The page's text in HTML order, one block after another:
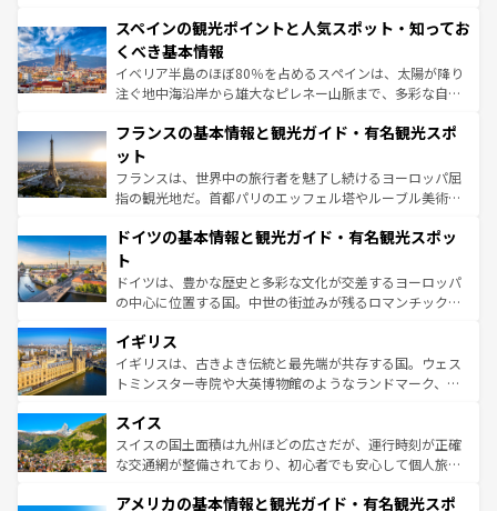
ろん、トスカーナの美しい田園風景やアマルフィ海岸の絶
景など、自然景観も見逃せない。観光の合間には、本場の
ピザやパスタなど、絶品のイタリア料理を堪能することも
できる。朝目覚めてから夜眠るまで、すべての瞬間を楽し
なお、新着のイタリア情報はコンテンツ一覧を参照してほ
しい。
スペインの観光ポイントと人気スポット・知ってお
くべき基本情報
イベリア半島のほぼ80％を占めるスペインは、太陽が降り
注ぐ地中海沿岸から雄大なピレネー山脈まで、多彩な自然
文化が根付くこの国では、情熱的なフラメンコ、熱気あふ
れる闘牛、そして美味しいタパスが生活の一部となってい
る。首都マドリードの洗練された雰囲気や、バルセロナの
アートに溢れた街角から、地方では古代ローマ遺跡や中世
せる。地方によって風土や気候が異なるスペインはその個
ンテンツ一覧 を参照してほしい。
フランスの基本情報と観光ガイド・有名観光スポ
ット
フランスは、世界中の旅行者を魅了し続けるヨーロッパ屈
指の観光地だ。首都パリのエッフェル塔やルーブル美術館
で、幅広い魅力が詰まっている。華麗な宮殿、歴史的な大
聖堂、美しいビーチ、そして豊かな自然が、訪れる者を心
から魅了する。また、フランスは美食の国としても知ら
れ、フランス料理はユネスコ無形文化遺産にも登録されて
香り高いラベンダー畑など、多彩な楽しみ方が可能だ。さ
らに、パリ以外の地域にも魅力が溢れており、どの街角に
も豊かな歴史と文化が息づいている。パリ以外の個性あふ
を参照してほしい。
ドイツの基本情報と観光ガイド・有名観光スポッ
ト
ドイツは、豊かな歴史と多彩な文化が交差するヨーロッパ
の中心に位置する国。中世の街並みが残るロマンチック街
顔を持つこの国は、どこを歩いても飽きることがない。ベ
ルリンの文化的活気、バイエルン州のアルプスの絶景、そ
してライン川沿いのワイン畑といった風景は必見。ビール
は、お酒好きな人にはぜひ体験してほしい。 なお、新着の
ドイツ情報はコンテンツ一覧を参照してほしい。
イギリス
イギリスは、古きよき伝統と最先端が共存する国。ウェス
トミンスター寺院や大英博物館のようなランドマーク、歴
リアごとに異なる魅力がある。また、優雅なアフタヌーン
ティー、ビール好きにはたまらない英国パブ、サッカー観
戦など、本場だからこそできる体験も豊富。イギリスを旅
ンツ一覧を参照してほしい。
スイス
スイスの国土面積は九州ほどの広さだが、運行時刻が正確
な交通網が整備されており、初心者でも安心して個人旅行
の建物がそのまま残る町や、スイスならではのユニークな
アメリカの基本情報と観光ガイド・有名観光スポ